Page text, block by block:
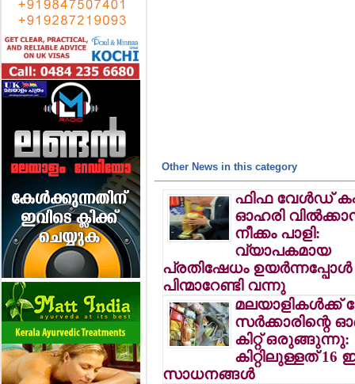
Other News in this category
ഫിഫ വേള്‍ഡ്
ഓഹരി
നീക്കം പാളി:
വ്യാപകമായ
പ്രതിഷേധം ഉയര്‍ന്നപ്പോള്‍
പിന്മാറേണ്ടി വന്നു
മലയാളികള്‍ക്ക്
സര്‍ക്കാരിന്റെ
കിറ്റ് ഒരുങ്ങുന്നു:
കിറ്റിലുള്ളത് 16
സാധനങ്ങള്‍